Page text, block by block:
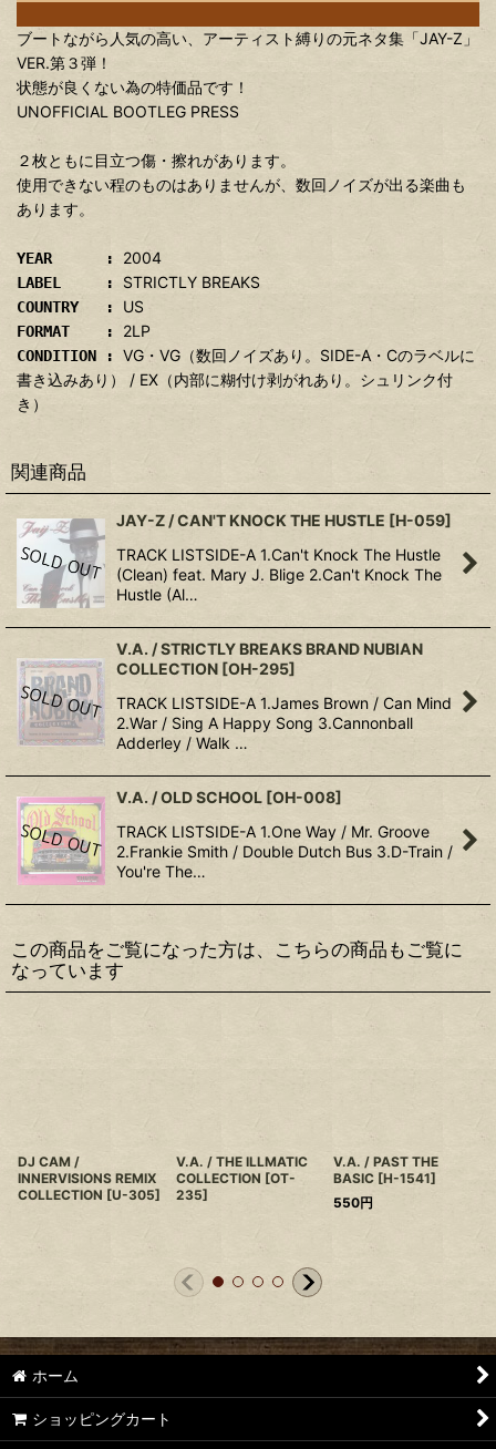
ブートながら人気の高い、アーティスト縛りの元ネタ集「JAY-Z」
VER.第３弾！
状態が良くない為の特価品です！
UNOFFICIAL BOOTLEG PRESS
２枚ともに目立つ傷・擦れがあります。
使用できない程のものはありませんが、数回ノイズが出る楽曲も
あります。
YEAR : 2004
LABEL : STRICTLY BREAKS
COUNTRY : US
FORMAT : 2LP
CONDITION : VG・VG（数回ノイズあり。SIDE-A・Cのラベルに
書き込みあり） / EX（内部に糊付け剥がれあり。シュリンク付
き）
関連商品
JAY-Z / CAN'T KNOCK THE HUSTLE [H-059]
TRACK LISTSIDE-A 1.Can't Knock The Hustle
(Clean) feat. Mary J. Blige 2.Can't Knock The
Hustle (Al…
V.A. / STRICTLY BREAKS BRAND NUBIAN
COLLECTION [OH-295]
TRACK LISTSIDE-A 1.James Brown / Can Mind
2.War / Sing A Happy Song 3.Cannonball
Adderley / Walk …
V.A. / OLD SCHOOL [OH-008]
TRACK LISTSIDE-A 1.One Way / Mr. Groove
2.Frankie Smith / Double Dutch Bus 3.D-Train /
You're The…
この商品をご覧になった方は、こちらの商品もご覧に
なっています
DJ CAM /
INNERVISIONS REMIX
COLLECTION [U-305]
V.A. / THE ILLMATIC
COLLECTION [OT-
235]
V.A. / PAST THE
BASIC [H-1541]
550円
ホーム
ショッピングカート